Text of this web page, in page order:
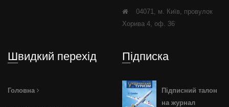
04071, м. Київ, провулок
Хорива 4, оф. 36
Швидкий перехід
Головна
Підписка
Підписний талон
на журнал